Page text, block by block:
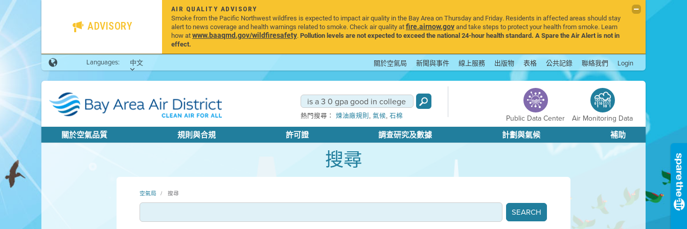
ADVISORY
AIR QUALITY ADVISORY
Smoke from the Pacific Northwest wildfires is expected to impact air quality in the Bay Area on Thursday and Friday. Residents in affected areas should stay
alert to news coverage and health warnings related to smoke. Check air quality atfire.airnow.govand take steps to protect your health from smoke. Learn
how atwww.baaqmd.gov/wildfiresafety.Pollution levels are not expected to exceed the national 24-hour health standard. A Spare the Air Alert is not in
effect.
Languages: 中文 關於空氣局 新聞與事件 線上服務 出版物 表格 公共記錄 聯絡我們 Login
熱門搜尋： 煉油廠規則, 氣候, 石棉 Public Data Center Air Monitoring Data
關於空氣品質 規則與合規 許可證 調查研究及數據 計劃與氣候 補助
搜尋
空氣局 搜尋